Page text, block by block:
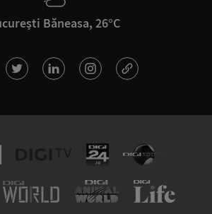
Băneasa, 26°C